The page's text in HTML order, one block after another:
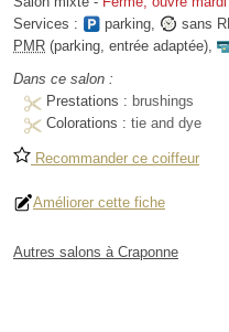
Services :
parking, sans
PMR (parking, entrée adaptée),
Dans ce salon :
Prestations : brushings
Colorations : tie and dye
Recommander ce coiffeur
Améliorer cette fiche
Autres salons à Craponne